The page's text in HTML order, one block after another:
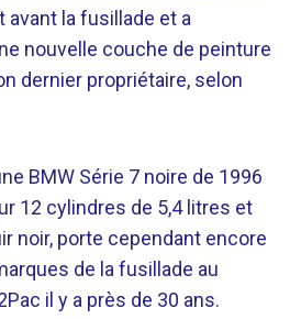
avant la fusillade et a
nouvelle couche de peinture
dernier propriétaire, selon
BMW Série 7 noire de 1996
12 cylindres de 5,4 litres et
noir, porte cependant encore
de la fusillade au
il y a près de 30 ans.